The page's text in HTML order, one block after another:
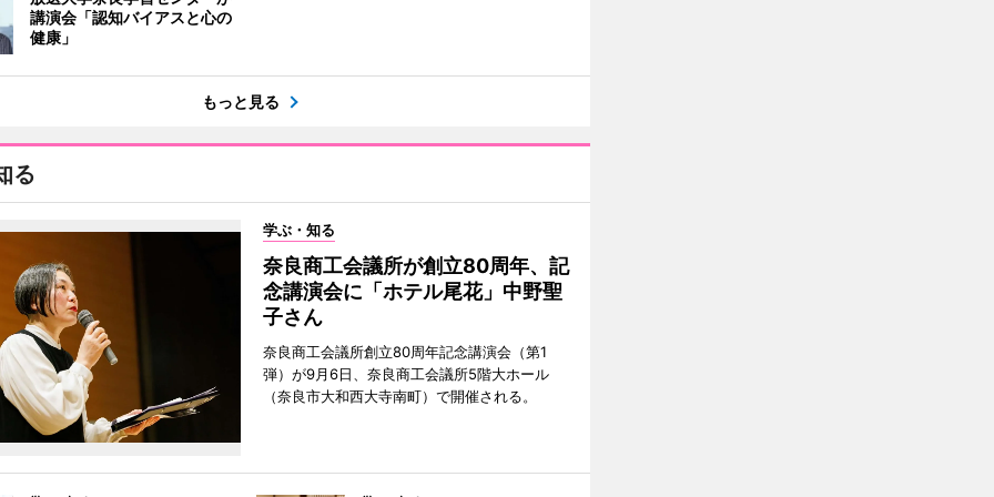
講演会「認知バイアスと心の
健康」
もっと見る
る
学ぶ・知る
奈良商工会議所が創立80周年、記
念講演会に「ホテル尾花」中野聖
子さん
奈良商工会議所創立80周年記念講演会（第1
弾）が9月6日、奈良商工会議所5階大ホール
（奈良市大和西大寺南町）で開催される。